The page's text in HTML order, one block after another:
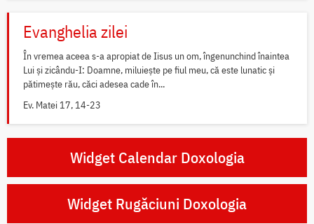
Evanghelia zilei
În vremea aceea s-a apropiat de Iisus un om, îngenunchind înaintea
Lui și zicându-I: Doamne, miluiește pe fiul meu, că este lunatic și
pătimește rău, căci adesea cade în...
Ev. Matei 17, 14-23
Widget Calendar Doxologia
Widget Rugăciuni Doxologia